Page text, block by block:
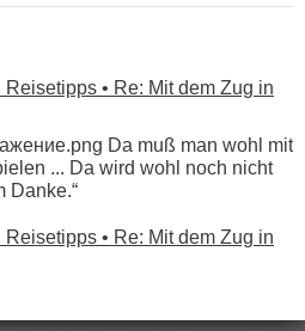
Reisetipps • Re: Mit dem Zug in
Da muß man wohl mit
... Da wird wohl noch nicht
Danke.“
Reisetipps • Re: Mit dem Zug in